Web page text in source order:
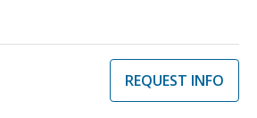
REQUEST INFO